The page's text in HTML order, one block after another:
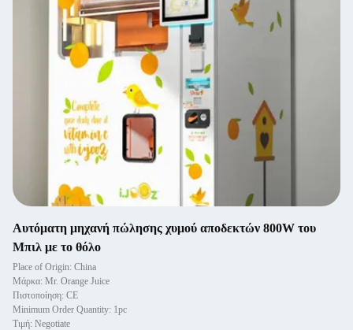
Αυτόματη μηχανή πώλησης χυμού αποδεκτών 800W του
Μπιλ με το θόλο
Place of Origin: China
Μάρκα: Mr. Orange Juice
Πιστοποίηση: CE
Minimum Order Quantity: 1pc
Τιμή: Negotiate